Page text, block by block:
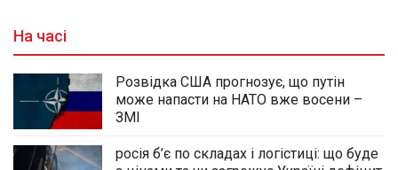
На часі
Розвідка США прогнозує, що путін
може напасти на НАТО вже восени –
ЗМІ
росія б’є по складах і логістиці: що буде